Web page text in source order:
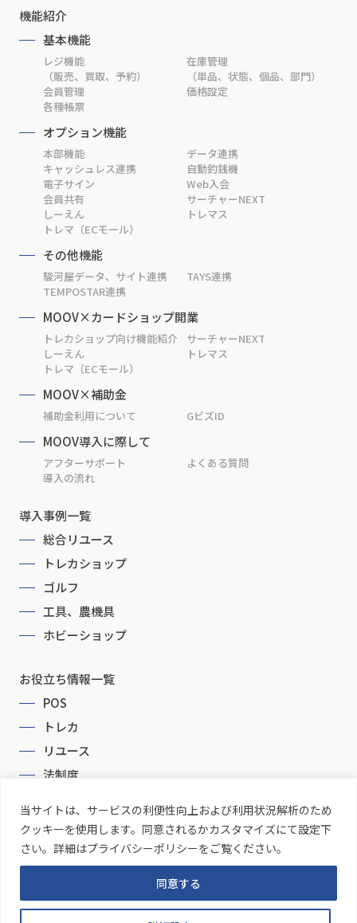
当サイトは、サービスの利便性向上および利用状況解析のため
クッキーを使用します。同意されるかカスタマイズにて設定下
さい。詳細はプライバシーポリシーをご覧ください。
同意する
機能紹介
基本機能
レジ機能
（販売、買取、予約）
在庫管理
（単品、状態、個品、部門）
会員管理
価格設定
各種帳票
オプション機能
本部機能
データ連携
キャッシュレス連携
自動釣銭機
電子サイン
Web入会
会員共有
サーチャーNEXT
しーえん
トレマス
トレマ（ECモール）
その他機能
駿河屋データ、サイト連携
TAYS連携
TEMPOSTAR連携
MOOV×カードショップ開業
トレカショップ向け機能紹介
サーチャーNEXT
しーえん
トレマス
トレマ（ECモール）
MOOV×補助金
補助金利用について GビズID
MOOV導入に際して
アフターサポート
よくある質問
導入の流れ
導入事例一覧
総合リユース
トレカショップ
ゴルフ
工具、農機具
ホビーショップ
お役立ち情報一覧
POS
トレカ
リユース
法制度